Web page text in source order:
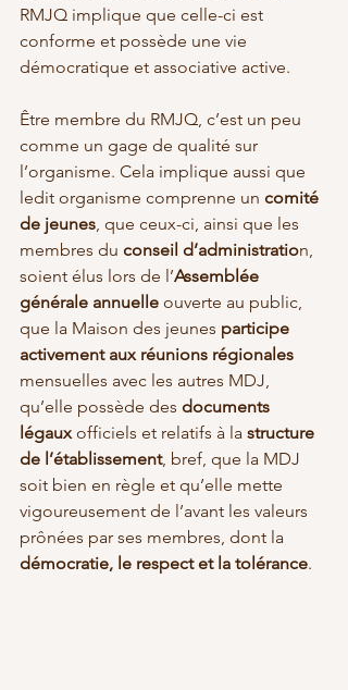
RMJQ implique que celle-ci est
conforme et possède une vie
démocratique et associative active.
Être membre du RMJQ, c’est un peu
comme un gage de qualité sur
l’organisme. Cela implique aussi que
ledit organisme comprenne un comité
de jeunes , que ceux-ci, ainsi que les
membres du conseil d’administration,
soient élus lors de l’Assemblée
générale annuelle ouverte au public,
que la Maison des jeunes participe
activement aux réunions régionales
mensuelles avec les autres MDJ,
qu’elle possède des documents
légaux officiels et relatifs à la structure
de l’établissement, bref, que la MDJ
soit bien en règle et qu’elle mette
vigoureusement de l’avant les valeurs
prônées par ses membres, dont la
démocratie, le respect et la tolérance.